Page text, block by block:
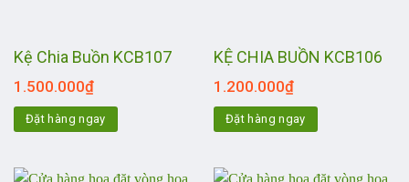
Kệ Chia Buồn KCB107
1.500.000₫
Đặt hàng ngay
KỆ CHIA BUỒN KCB106
1.200.000₫
Đặt hàng ngay